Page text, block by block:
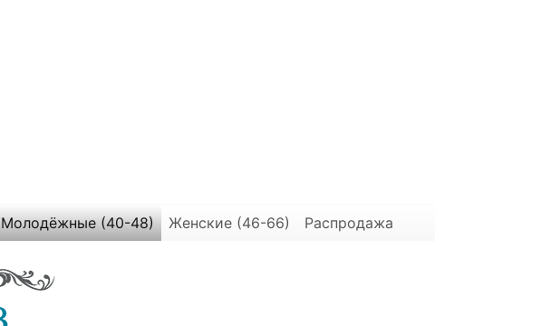
Молодёжные (40-48) Женские (46-66) Распродажа